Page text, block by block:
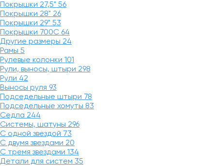
Покрышки 27,5" 56
Покрышки 28" 26
Покрышки 29" 53
Покрышки 700C 64
Другие размеры 24
Рамы 5
Рулевые колонки 101
Рули, выносы, штыри 298
Рули 42
Выносы руля 93
Подседельные штыри 78
Подседельные хомуты 83
Седла 244
Системы, шатуны 296
С одной звездой 73
С двумя звездами 20
С тремя звездами 134
Детали для систем 35